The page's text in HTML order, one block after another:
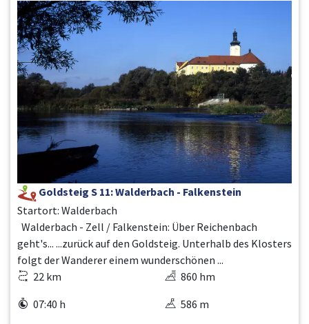
Goldsteig S 11: Walderbach - Falkenstein
Startort: Walderbach
Walderbach - Zell / Falkenstein: Über Reichenbach
geht's... ...zurück auf den Goldsteig. Unterhalb des Klosters
folgt der Wanderer einem wunderschönen ...
22 km
07:40 h
860 hm
586 m